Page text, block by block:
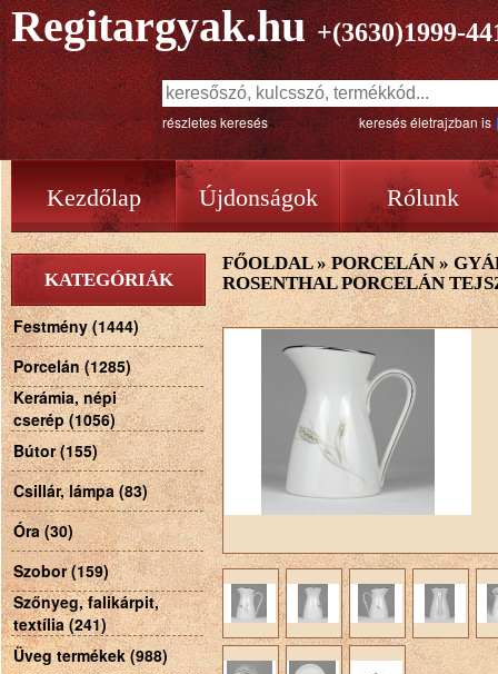
Regitargyak.hu +(3630)1999-
részletes keresés keresés életrajzban is
Kezdőlap Újdonságok Rólunk
KATEGÓRIÁK
Festmény (1444)
Porcelán (1285)
Kerámia, népi
cserép (1056)
Bútor (155)
Csillár, lámpa (83)
Óra (30)
Szobor (159)
Szőnyeg, falikárpit,
textília (241)
Üveg termékek (988)
FŐOLDAL»PORCELÁN »
ROSENTHAL PORCELÁN